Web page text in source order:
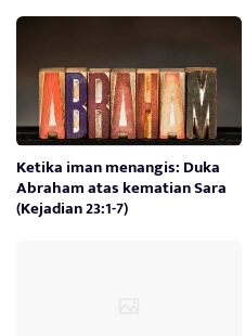
Ketika iman menangis: Duka
Abraham atas kematian Sara
(Kejadian 23:1-7)